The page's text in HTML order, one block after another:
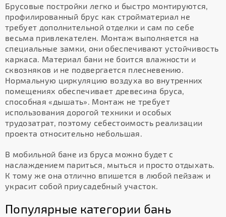
Брусовые постройки легко и быстро монтируются,
профилированный брус как стройматериал не
требует дополнительной отделки и сам по себе
весьма привлекателен. Монтаж выполняется на
специальные замки, они обеспечивают устойчивость
каркаса. Материал бани не боится влажности и
сквозняков и не подвергается плесневению.
Нормальную циркуляцию воздуха во внутренних
помещениях обеспечивает древесина бруса,
способная «дышать». Монтаж не требует
использования дорогой техники и особых
трудозатрат, поэтому себестоимость реализации
проекта относительно небольшая.
В мобильной бане из бруса можно будет с
наслаждением париться, мыться и просто отдыхать.
К тому же она отлично впишется в любой пейзаж и
украсит собой приусадебный участок.
Популярные категории бань